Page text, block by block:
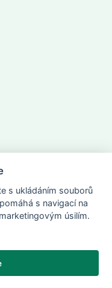
s ukládáním souborů
s navigací na
úsilím.